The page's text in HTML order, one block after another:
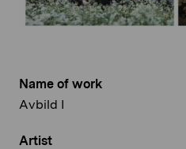
Name of work
Avbild I
Artist